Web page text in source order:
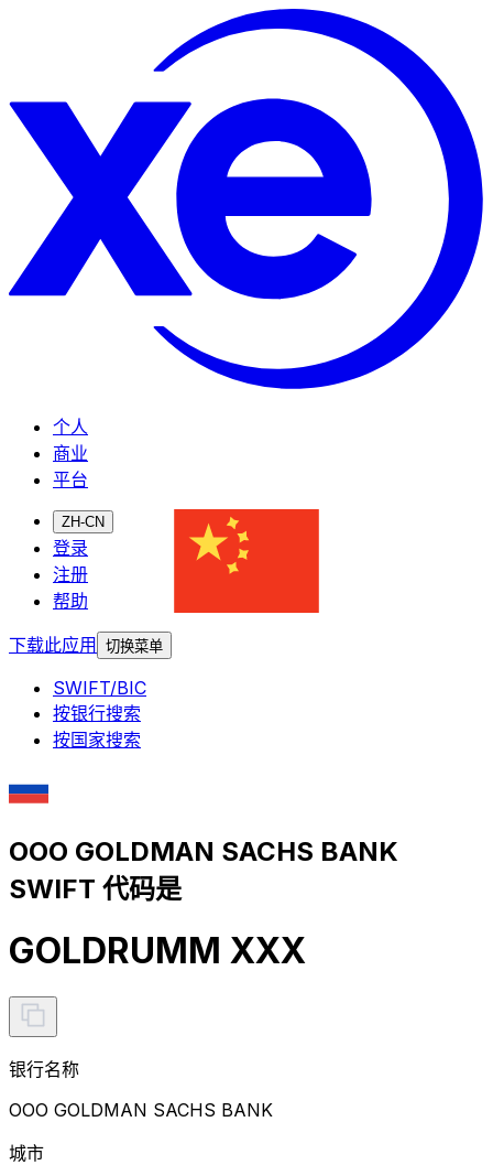
个人
商业
平台
ZH-CN
登录
注册
帮助
下载此应用
切换菜单
SWIFT/BIC
按银行搜索
按国家搜索
OOO GOLDMAN SACHS BANK
SWIFT 代码是
GOLDRUMM XXX
银行名称
OOO GOLDMAN SACHS BANK
城市